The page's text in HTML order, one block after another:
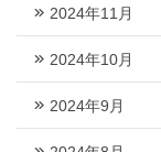
2024年11月
2024年10月
2024年9月